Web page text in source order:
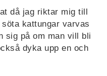
då jag riktar mig till
kattungar varvas
sig på om man vill bli
dyka upp en och